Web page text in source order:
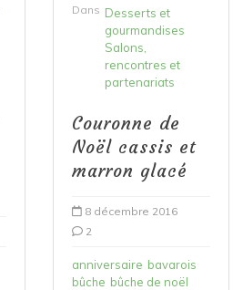
Dans Desserts et
gourmandises
Salons,
rencontres et
partenariats
Couronne de
Noël cassis et
marron glacé
8 décembre 2016
2
anniversaire bavarois
bûche bûche de noël